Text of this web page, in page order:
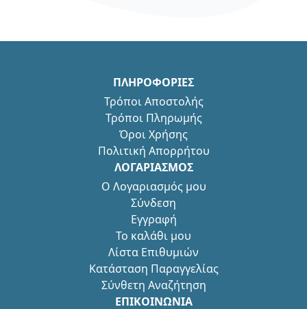
ΠΛΗΡΟΦΟΡΙΕΣ
Τρόποι Αποστολής
Τρόποι Πληρωμής
Όροι Χρήσης
Πολιτική Απορρήτου
ΛΟΓΑΡΙΑΣΜΟΣ
Ο Λογαριασμός μου
Σύνδεση
Εγγραφή
Το καλάθι μου
Λίστα Επιθυμιών
Κατάσταση Παραγγελίας
Σύνθετη Αναζήτηση
ΕΠΙΚΟΙΝΩΝΙΑ